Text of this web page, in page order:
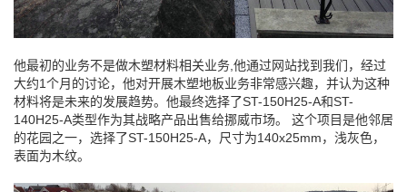
他最初的业务不是做木塑材料相关业务,他通过网站找到我们，经过
大约1个月的讨论，他对开展木塑地板业务非常感兴趣，并认为这种
材料将是未来的发展趋势。他最终选择了ST-150H25-A和ST-
140H25-A类型作为其战略产品出售给挪威市场。 这个项目是他邻居
的花园之一，选择了ST-150H25-A，尺寸为140x25mm，浅灰色，
表面为木纹。